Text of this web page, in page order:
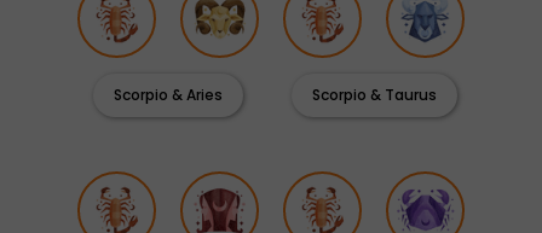
Scorpio & Aries Scorpio & Taurus